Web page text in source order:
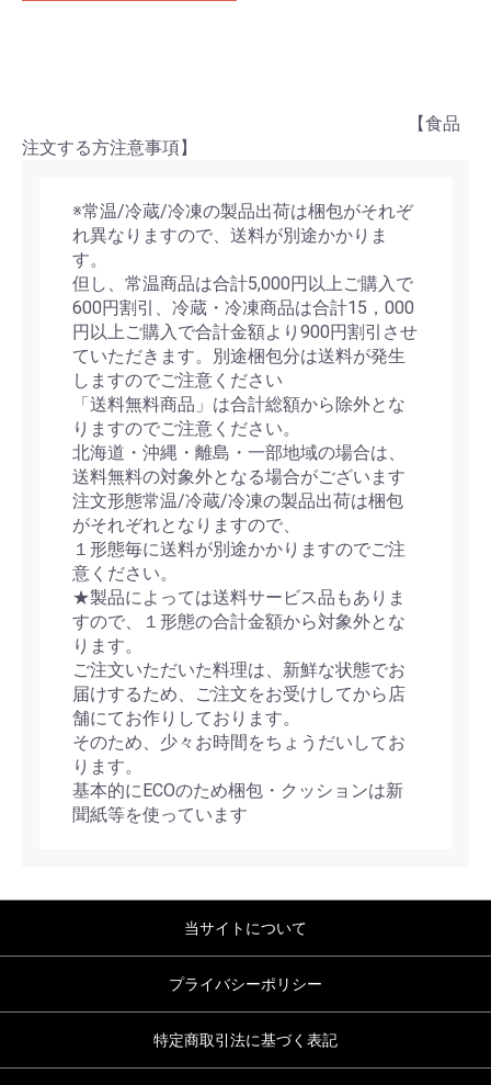
【食品
注文する方注意事項】
※常温/冷蔵/冷凍の製品出荷は梱包がそれぞ
れ異なりますので、送料が別途かかりま
す。
但し、常温商品は合計5,000円以上ご購入で
600円割引、冷蔵・冷凍商品は合計15，000
円以上ご購入で合計金額より900円割引させ
ていただきます。別途梱包分は送料が発生
しますのでご注意ください
「送料無料商品」は合計総額から除外とな
りますのでご注意ください。
北海道・沖縄・離島・一部地域の場合は、
送料無料の対象外となる場合がございます
注文形態常温/冷蔵/冷凍の製品出荷は梱包
がそれぞれとなりますので、
１形態毎に送料が別途かかりますのでご注
意ください。
★製品によっては送料サービス品もありま
すので、１形態の合計金額から対象外とな
ります。
ご注文いただいた料理は、新鮮な状態でお
届けするため、ご注文をお受けしてから店
舗にてお作りしております。
そのため、少々お時間をちょうだいしてお
ります。
基本的にECOのため梱包・クッションは新
聞紙等を使っています
当サイトについて
プライバシーポリシー
特定商取引法に基づく表記